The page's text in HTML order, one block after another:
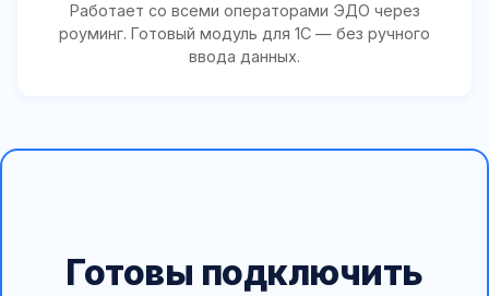
Работает со всеми операторами ЭДО через
роуминг. Готовый модуль для 1С — без ручного
ввода данных.
Готовы подключить